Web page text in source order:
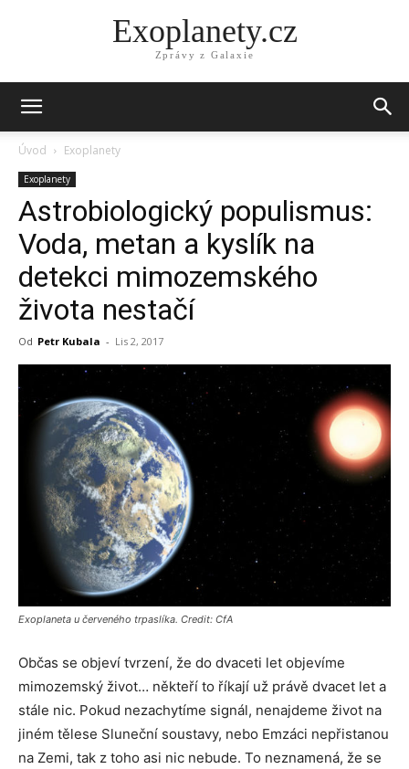
Exoplanety.cz
Zprávy z Galaxie
Úvod Exoplanety
Exoplanety
Astrobiologický populismus:
Voda, metan a kyslík na
detekci mimozemského
života nestačí
Od Petr Kubala - Lis 2, 2017
Exoplaneta u červeného trpaslíka. Credit: CfA
Občas se objeví tvrzení, že do dvaceti let objevíme
mimozemský život… někteří to říkají už právě dvacet let a
stále nic. Pokud nezachytíme signál, nenajdeme život na
jiném tělese Sluneční soustavy, nebo Emzáci nepřistanou
na Zemi, tak z toho asi nic nebude. To neznamená, že se